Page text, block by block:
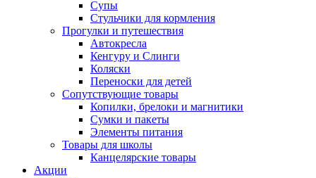
Супы
Стульчики для кормления
Прогулки и путешествия
Автокресла
Кенгуру и Слинги
Коляски
Переноски для детей
Сопутствующие товары
Копилки, брелоки и магнитики
Сумки и пакеты
Элементы питания
Товары для школы
Канцелярские товары
Акции